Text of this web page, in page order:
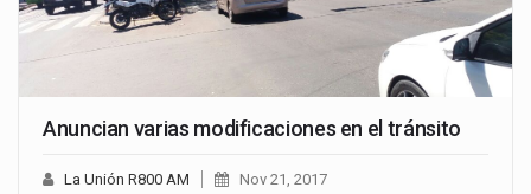
Anuncian varias modificaciones en el tránsito
La Unión R800 AM Nov 21, 2017